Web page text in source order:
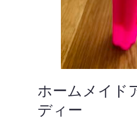
ホームメイド
ディー